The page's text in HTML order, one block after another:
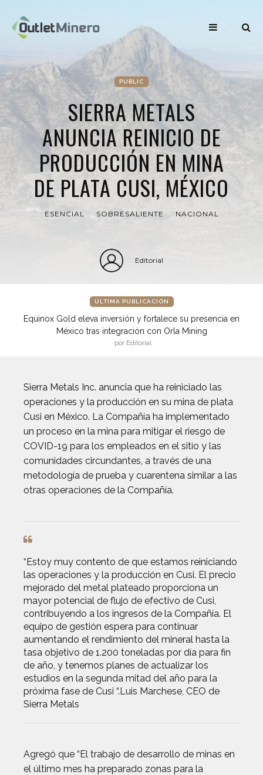
PUBLIC
SIERRA METALS
ANUNCIA REINICIO DE
PRODUCCIÓN EN MINA
DE PLATA CUSI, MÉXICO
ESENCIAL SOBRESALIENTE NACIONAL
Editorial
ÚLTIMA PUBLICACIÓN
Equinox Gold eleva inversión y fortalece su presencia en
México tras integración con Orla Mining
por Editorial
Sierra Metals Inc. anuncia que ha reiniciado las
operaciones y la producción en su mina de plata
Cusi en México. La Compañía ha implementado
un proceso en la mina para mitigar el riesgo de
COVID-19 para los empleados en el sitio y las
comunidades circundantes, a través de una
metodología de prueba y cuarentena similar a las
otras operaciones de la Compañía.
“Estoy muy contento de que estamos reiniciando
las operaciones y la producción en Cusi. El precio
mejorado del metal plateado proporciona un
mayor potencial de flujo de efectivo de Cusi,
contribuyendo a los ingresos de la Compañía. El
equipo de gestión espera para continuar
aumentando el rendimiento del mineral hasta la
tasa objetivo de 1.200 toneladas por día para fin
de año, y tenemos planes de actualizar los
estudios en la segunda mitad del año para la
próxima fase de Cusi “.Luis Marchese, CEO de
Sierra Metals
Agregó que “El trabajo de desarrollo de minas en
el último mes ha preparado zonas para la